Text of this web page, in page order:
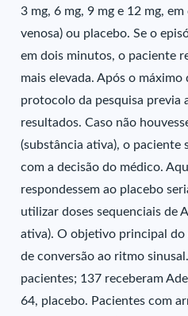
3 mg, 6 mg, 9 mg e 12 mg,
venosa) ou placebo. Se o
em dois minutos, o paciente
mais elevada. Após o
protocolo da pesquisa previa
resultados. Caso não
(substância ativa), o paciente
com a decisão do médico.
respondessem ao placebo
utilizar doses sequenciais de
ativa). O objetivo principal
de conversão ao ritmo
pacientes; 137 receberam
64, placebo. Pacientes com